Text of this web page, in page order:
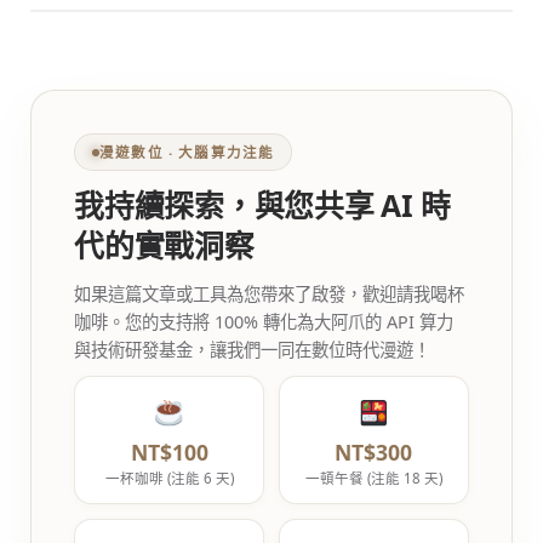
漫遊數位 ‧ 大腦算力注能
我持續探索，與您共享 AI 時
代的實戰洞察
如果這篇文章或工具為您帶來了啟發，歡迎請我喝杯
咖啡。您的支持將 100% 轉化為大阿爪的 API 算力
與技術研發基金，讓我們一同在數位時代漫遊！
NT$100
一杯咖啡 (注能 6 天)
NT$300
一頓午餐 (注能 18 天)